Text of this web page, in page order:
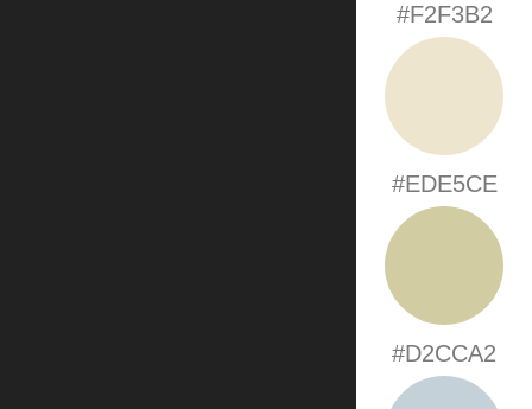
#F2F3B2
#EDE5CE
#D2CCA2